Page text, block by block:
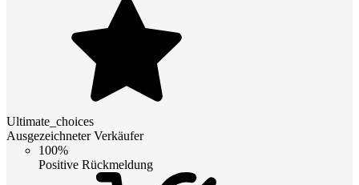
Ultimate_choices
Ausgezeichneter Verkäufer
100%
Positive Rückmeldung